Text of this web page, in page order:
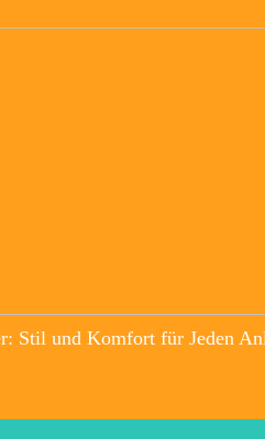
Stil und Komfort für Jeden